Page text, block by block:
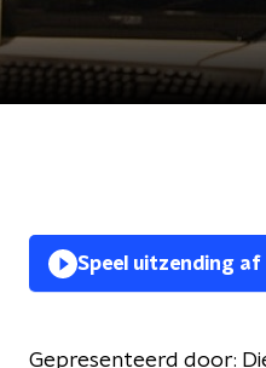
Speel uitzending af
Gepresenteerd door: